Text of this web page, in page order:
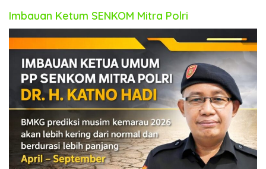
Imbauan Ketum SENKOM Mitra Polri